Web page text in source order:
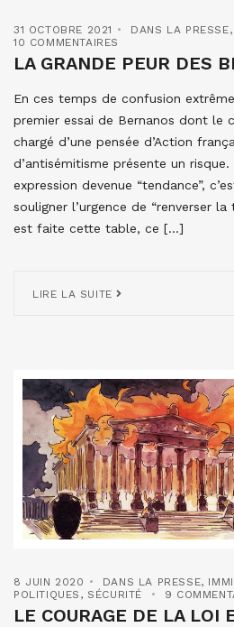
31 OCTOBRE 2021 DANS LA PRESSE,
10 COMMENTAIRES
LA GRANDE PEUR DES
En ces temps de confusion
premier essai de Bernanos dont le
chargé d’une pensée d’Action
d’antisémitisme présente un risque.
expression devenue “tendance”,
souligner l’urgence de “renverser la
est faite cette table, ce […]
LIRE LA SUITE
8 JUIN 2020 DANS LA PRESSE,
POLITIQUES , SÉCURITÉ 9
LE COURAGE DE LA LOI